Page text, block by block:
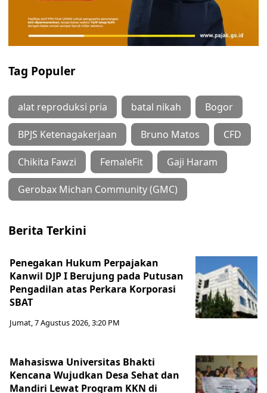
Tag Populer
alat reproduksi pria batal nikah Bogor
BPJS Ketenagakerjaan Bruno Matos CFD
Chikita Fawzi FemaleFit Gaji Haram
Gerobax Michan Community (GMC)
Berita Terkini
Penegakan Hukum Perpajakan
Kanwil DJP I Berujung pada Putusan
Pengadilan atas Perkara Korporasi
SBAT
Jumat, 7 Agustus 2026, 3:20 PM
Mahasiswa Universitas Bhakti
Kencana Wujudkan Desa Sehat dan
Mandiri Lewat Program KKN di